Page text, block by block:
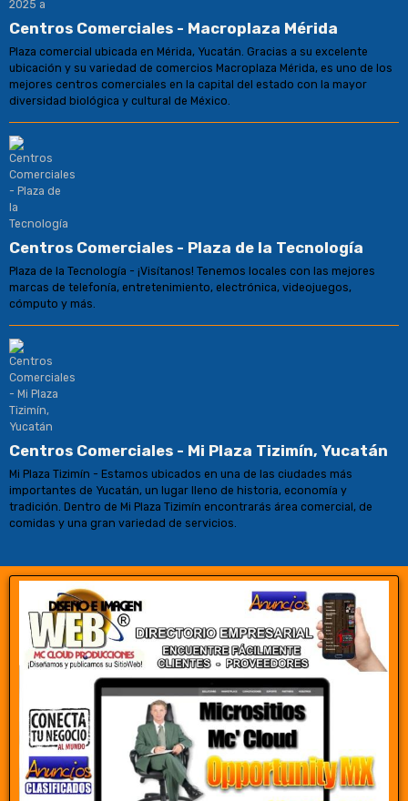
Centros Comerciales - Macroplaza Mérida
Plaza comercial ubicada en Mérida, Yucatán. Gracias a su excelente
ubicación y su variedad de comercios Macroplaza Mérida, es uno de los
mejores centros comerciales en la capital del estado con la mayor
diversidad biológica y cultural de México.
Centros Comerciales - Plaza de la Tecnología
Plaza de la Tecnología - ¡Visítanos! Tenemos locales con las mejores
marcas de telefonía, entretenimiento, electrónica, videojuegos,
cómputo y más.
Centros Comerciales - Mi Plaza Tizimín, Yucatán
Mi Plaza Tizimín - Estamos ubicados en una de las ciudades más
importantes de Yucatán, un lugar lleno de historia, economía y
tradición. Dentro de Mi Plaza Tizimín encontrarás área comercial, de
comidas y una gran variedad de servicios.